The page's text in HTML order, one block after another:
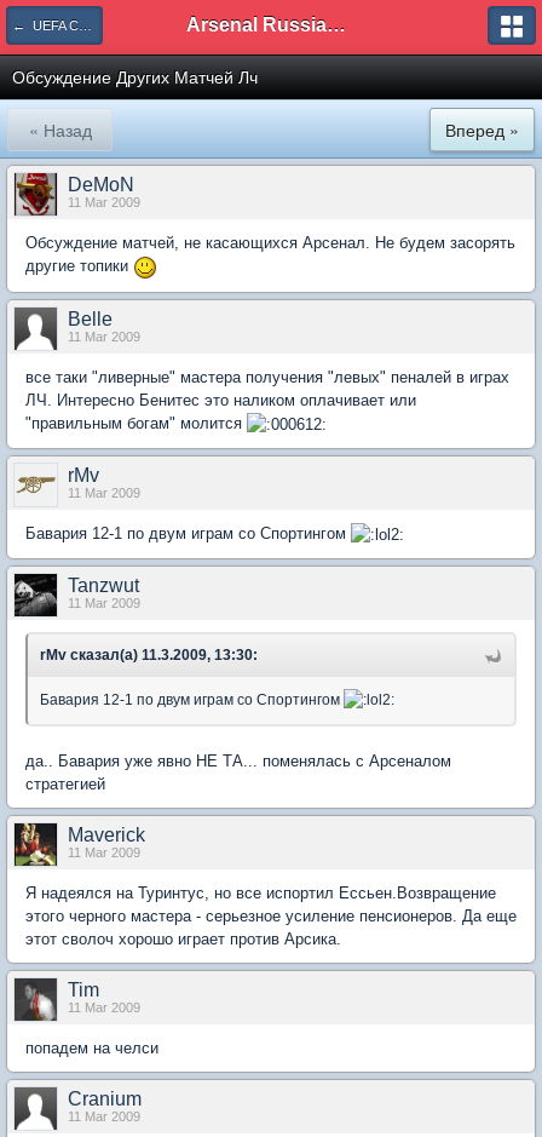
← UEFA Champions League Arsenal Russian Speaking Supporters Club
Обсуждение Других Матчей Лч
« Назад Вперед »
DeMoN
11 Mar 2009
Обсуждение матчей, не касающихся Арсенал. Не будем засорять
другие топики
Belle
11 Mar 2009
все таки "ливерные" мастера получения "левых" пеналей в играх
ЛЧ. Интересно Бенитес это наликом оплачивает или
"правильным богам" молится
rMv
11 Mar 2009
Бавария 12-1 по двум играм со Спортингом
Tanzwut
11 Mar 2009
rMv сказал(а) 11.3.2009, 13:30:
Бавария 12-1 по двум играм со Спортингом
да.. Бавария уже явно НЕ ТА... поменялась с Арсеналом
стратегией
Maverick
11 Mar 2009
Я надеялся на Туринтус, но все испортил Ессьен.Возвращение
этого черного мастера - серьезное усиление пенсионеров. Да еще
этот сволоч хорошо играет против Арсика.
Tim
11 Mar 2009
попадем на челси
Cranium
11 Mar 2009